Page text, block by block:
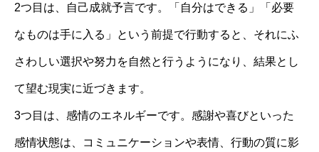
2つ目は、自己成就予言です。「自分はできる」「必要
なものは手に入る」という前提で行動すると、それにふ
さわしい選択や努力を自然と行うようになり、結果とし
て望む現実に近づきます。
3つ目は、感情のエネルギーです。感謝や喜びといった
感情状態は、コミュニケーションや表情、行動の質に影